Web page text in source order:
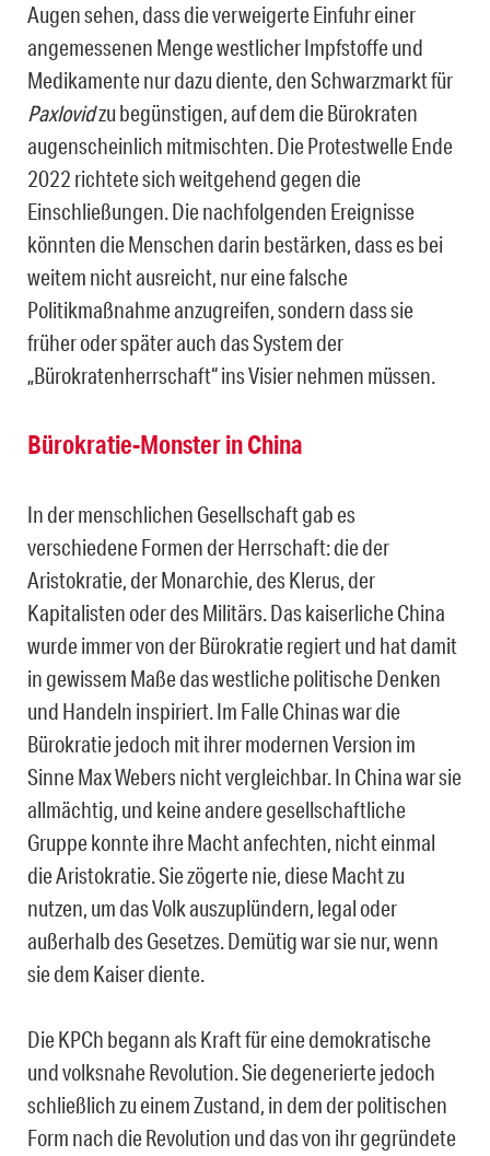
Augen sehen, dass die verweigerte Einfuhr einer
angemessenen Menge westlicher Impfstoffe und
Medikamente nur dazu diente, den Schwarzmarkt für
Paxlovidzu begünstigen, auf dem die Bürokraten
augenscheinlich mitmischten. Die Protestwelle Ende
2022 richtete sich weitgehend gegen die
Einschließungen. Die nachfolgenden Ereignisse
könnten die Menschen darin bestärken, dass es bei
weitem nicht ausreicht, nur eine falsche
Politikmaßnahme anzugreifen, sondern dass sie
früher oder später auch das System der
„Bürokratenherrschaft“ ins Visier nehmen müssen.
Bürokratie-Monster in China
In der menschlichen Gesellschaft gab es
verschiedene Formen der Herrschaft: die der
Aristokratie, der Monarchie, des Klerus, der
Kapitalisten oder des Militärs. Das kaiserliche China
wurde immer von der Bürokratie regiert und hat damit
in gewissem Maße das westliche politische Denken
und Handeln inspiriert. Im Falle Chinas war die
Bürokratie jedoch mit ihrer modernen Version im
Sinne Max Webers nicht vergleichbar. In China war sie
allmächtig, und keine andere gesellschaftliche
Gruppe konnte ihre Macht anfechten, nicht einmal
die Aristokratie. Sie zögerte nie, diese Macht zu
nutzen, um das Volk auszuplündern, legal oder
außerhalb des Gesetzes. Demütig war sie nur, wenn
sie dem Kaiser diente.
Die KPCh begann als Kraft für eine demokratische
und volksnahe Revolution. Sie degenerierte jedoch
schließlich zu einem Zustand, in dem der politischen
Form nach die Revolution und das von ihr gegründete